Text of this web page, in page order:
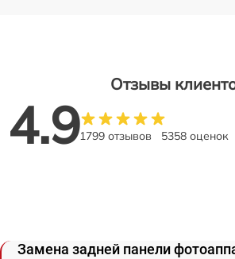
Отзывы
4.91799 отзывов 5358 оценок
Замена задней панели